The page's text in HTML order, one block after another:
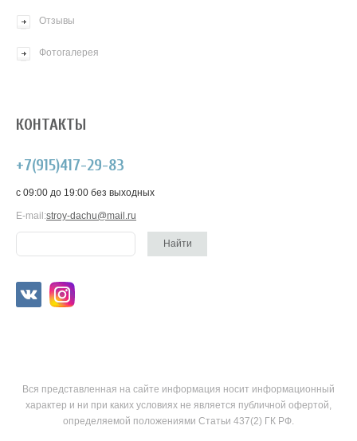
Отзывы
Фотогалерея
КОНТАКТЫ
+7(915)417-29-83
c 09:00 до 19:00 без выходных
E-mail:stroy-dachu@mail.ru
Вся представленная на сайте информация носит информационный
характер и ни при каких условиях не является публичной офертой,
определяемой положениями Статьи 437(2) ГК РФ.